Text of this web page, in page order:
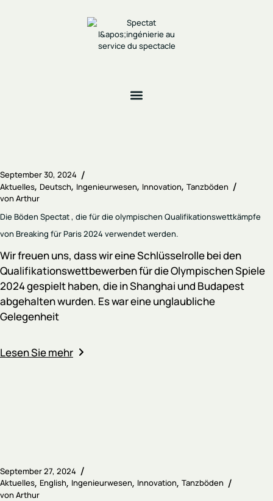
September 30, 2024
Aktuelles Deutsch Ingenieurwesen Innovation Tanzböden
von Arthur
Die Böden Spectat , die für die olympischen Qualifikationswettkämpfe
von Breaking für Paris 2024 verwendet werden.
Wir freuen uns, dass wir eine Schlüsselrolle bei den
Qualifikationswettbewerben für die Olympischen Spiele
2024 gespielt haben, die in Shanghai und Budapest
abgehalten wurden. Es war eine unglaubliche
Gelegenheit
Lesen Sie mehr
September 27, 2024
Aktuelles English Ingenieurwesen Innovation Tanzböden
von Arthur